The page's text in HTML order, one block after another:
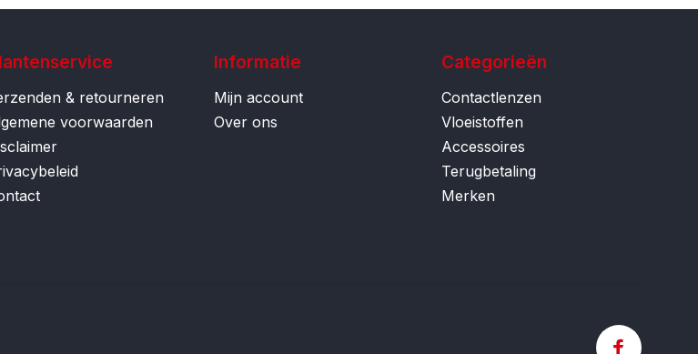
& retourneren
voorwaarden
Informatie
Mijn account
Over ons
Categorieën
Contactlenzen
Vloeistoffen
Accessoires
Terugbetaling
Merken